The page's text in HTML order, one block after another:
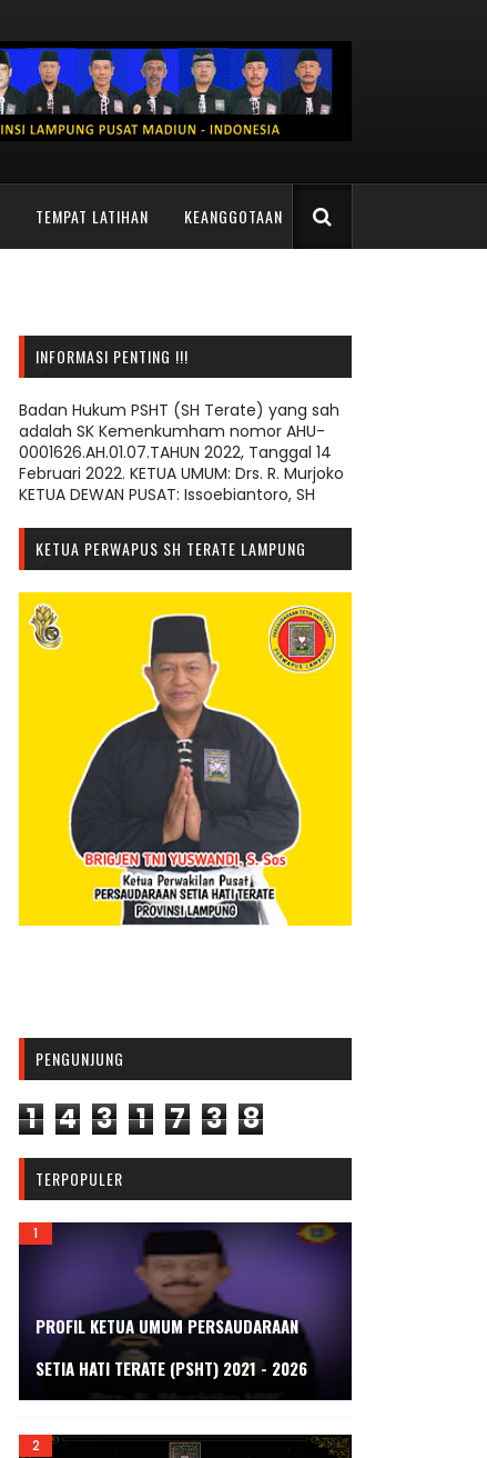
TEMPAT LATIHAN KEANGGOTAAN
INFORMASI PENTING !!!
Badan Hukum PSHT (SH Terate) yang sah
adalah SK Kemenkumham nomor AHU-
0001626.AH.01.07.TAHUN 2022, Tanggal 14
Februari 2022. KETUA UMUM: Drs. R. Murjoko
KETUA DEWAN PUSAT: Issoebiantoro, SH
KETUA PERWAPUS SH TERATE LAMPUNG
PENGUNJUNG
1 4 3 1 7 3 8
TERPOPULER
PROFIL KETUA UMUM PERSAUDARAAN
SETIA HATI TERATE (PSHT) 2021 - 2026